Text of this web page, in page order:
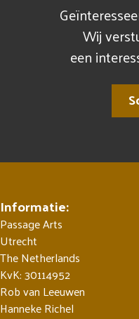
Wij
een
Informatie:
Passage Arts
Utrecht
The Netherlands
KvK: 30114952
Rob van Leeuwen
Hanneke Richel